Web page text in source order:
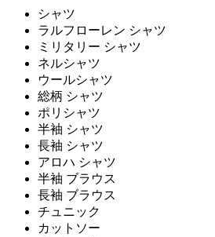
シャツ
ラルフローレン シャツ
ミリタリー シャツ
ネルシャツ
ウールシャツ
総柄 シャツ
ポリシャツ
半袖 シャツ
長袖 シャツ
アロハ シャツ
半袖 ブラウス
長袖 ブラウス
チュニック
カットソー